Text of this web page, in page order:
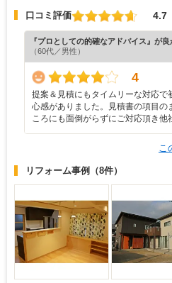
口コミ評価 4.7
『プロとしての的確なアドバイス』が良
（60代／男性）
4
提案＆見積にもタイムリーな対応で
心感がありました。見積書の項目の
ころにも面倒がらずにご対応頂き他
こ
リフォーム事例 （8件）